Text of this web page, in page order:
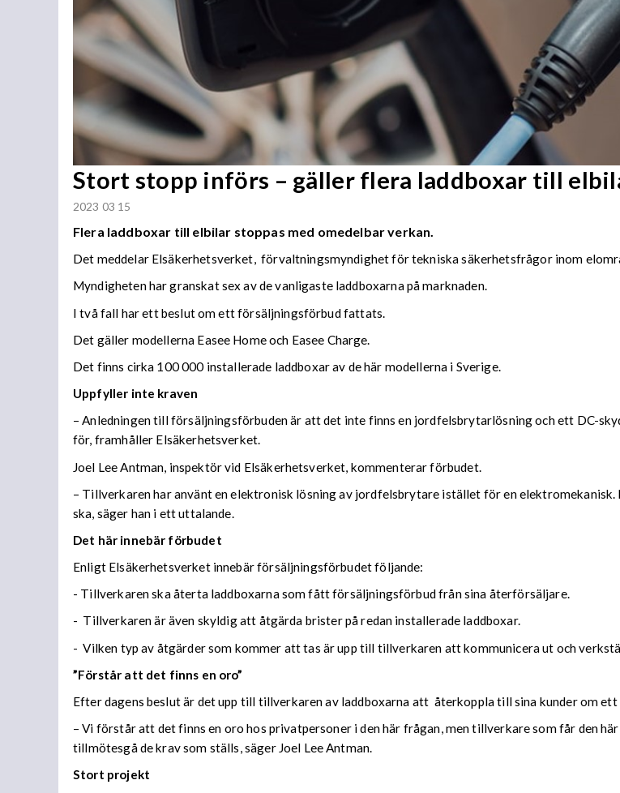
Stort stopp införs – gäller flera laddboxar till
2023 03 15
Flera laddboxar till elbilar stoppas med omedelbar verkan.
Det meddelar Elsäkerhetsverket, förvaltningsmyndighet för tekniska säkerhetsfrågor inom
Myndigheten har granskat sex av de vanligaste laddboxarna på marknaden.
I två fall har ett beslut om ett försäljningsförbud fattats.
Det gäller modellerna Easee Home och Easee Charge.
Det finns cirka 100 000 installerade laddboxar av de här modellerna i Sverige.
Uppfyller inte kraven
– Anledningen till försäljningsförbuden är att det inte finns en jordfelsbrytarlösning och ett DC-
för, framhåller Elsäkerhetsverket.
Joel Lee Antman, inspektör vid Elsäkerhetsverket, kommenterar förbudet.
– Tillverkaren har använt en elektronisk lösning av jordfelsbrytare istället för en
ska, säger han i ett uttalande.
Det här innebär förbudet
Enligt Elsäkerhetsverket innebär försäljningsförbudet följande:
- Tillverkaren ska återta laddboxarna som fått försäljningsförbud från sina återförsäljare.
- Tillverkaren är även skyldig att åtgärda brister på redan installerade laddboxar.
- Vilken typ av åtgärder som kommer att tas är upp till tillverkaren att kommunicera ut och
”Förstår att det finns en oro”
Efter dagens beslut är det upp till tillverkaren av laddboxarna att återkoppla till sina kunder om
– Vi förstår att det finns en oro hos privatpersoner i den här frågan, men tillverkare som får den
tillmötesgå de krav som ställs, säger Joel Lee Antman.
Stort projekt